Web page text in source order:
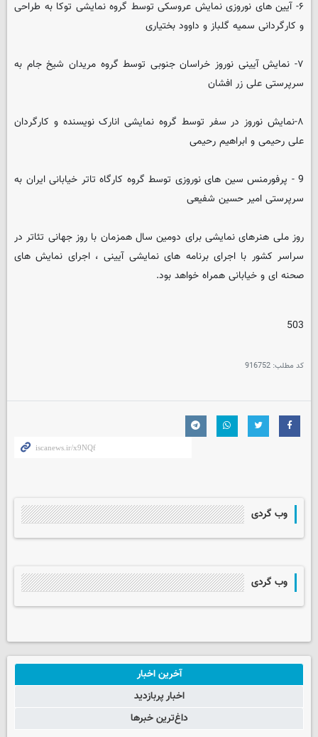
۶- آیین های نوروزی نمایش عروسکی توسط گروه نمایشی توکا به طراحی
و کارگردانی سمیه گلباز و داوود بختیاری
۷- نمایش آیینی نوروز خراسان جنوبی توسط گروه مریدان شیخ جام به
سرپرستی علی زر افشان
۸-نمایش نوروز در سفر توسط گروه نمایشی انارک نویسنده و کارگردان
علی رحیمی و ابراهیم رحیمی
9 - پرفورمنس سین های نوروزی توسط گروه کارگاه تاتر خیابانی ایران به
سرپرستی امیر حسین شفیعی
روز ملی هنرهای نمایشی برای دومین سال همزمان با روز جهانی تئاتر در
سراسر کشور با اجرای برنامه های نمایشی آیینی ، اجرای نمایش های
صحنه ای و خیابانی همراه خواهد بود.
503
کد مطلب: 916752
وب گردی
وب گردی
آخرین اخبار
اخبار پربازدید
داغ‌ترین خبرها